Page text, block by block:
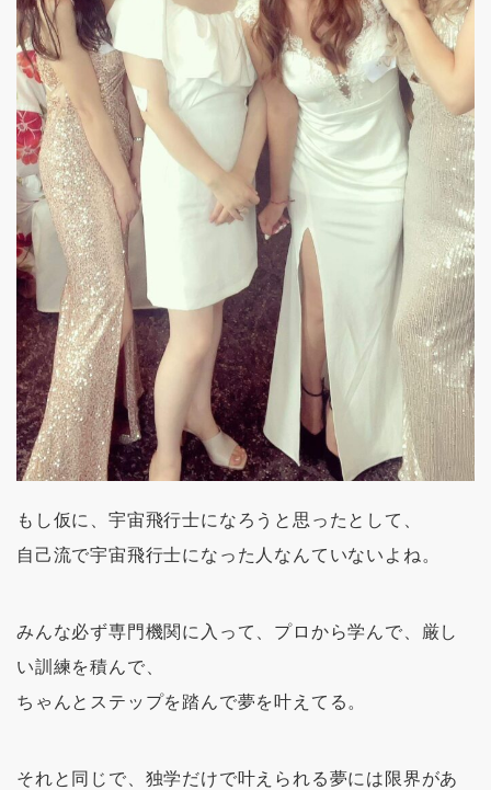
もし仮に、宇宙飛行士になろうと思ったとして、
自己流で宇宙飛行士になった人なんていないよね。
みんな必ず専門機関に入って、プロから学んで、厳し
い訓練を積んで、
ちゃんとステップを踏んで夢を叶えてる。
それと同じで、独学だけで叶えられる夢には限界があ